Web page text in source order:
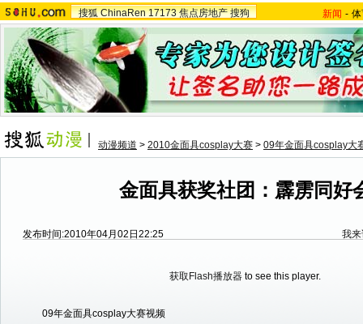
搜狐 ChinaRen 17173 焦点房地产 搜狗 新闻 -
动漫频道 > 2010金面具cosplay大赛 > 09年金面具cosplay大
金面具获奖社团：霹雳同好
发布时间:2010年04月02日22:25 我
获取Flash播放器 to see this player.
09年金面具cosplay大赛视频